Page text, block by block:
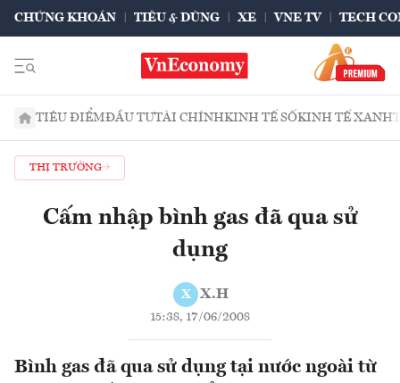
CHỨNG KHOÁN TIÊU & DÙNG XE VNE TV TECH
TIÊU ĐIỂMĐẦU TƯTÀI CHÍNHKINH TẾ SỐKINH TẾ XANH
THỊ TRƯỜNG
Cấm nhập bình gas đã qua sử
dụng
X X.H
15:38, 17/06/2008
Bình gas đã qua sử dụng tại nước ngoài từ